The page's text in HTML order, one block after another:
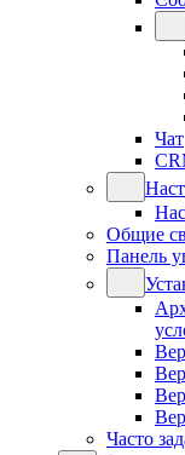
Чат
Общие
Панель
Часто